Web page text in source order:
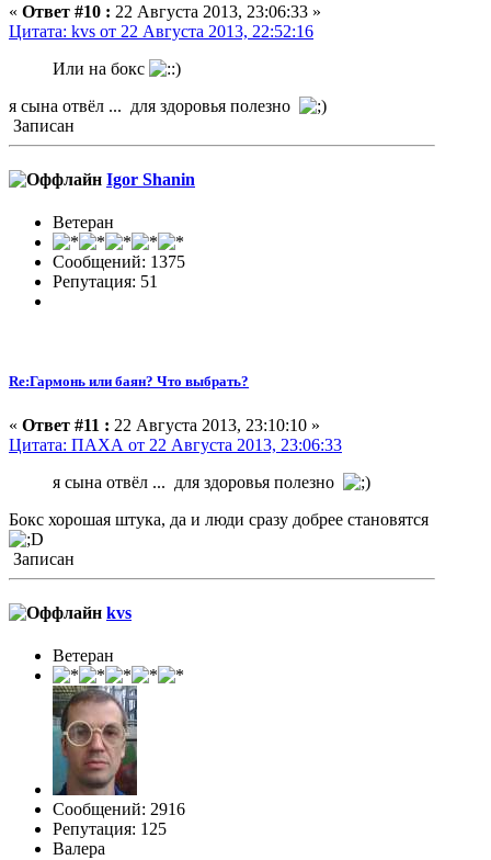
« Ответ #10 : 22 Августа 2013, 23:06:33 »
Цитата: kvs от 22 Августа 2013, 22:52:16
Или на бокс
я сына отвёл ... для здоровья полезно
Записан
Igor Shanin
Ветеран
Сообщений: 1375
Репутация: 51
Re:Гармонь или баян? Что выбрать?
« Ответ #11 : 22 Августа 2013, 23:10:10 »
Цитата: ПАХА от 22 Августа 2013, 23:06:33
я сына отвёл ... для здоровья полезно
Бокс хорошая штука, да и люди сразу добрее становятся
Записан
kvs
Ветеран
Сообщений: 2916
Репутация: 125
Валера